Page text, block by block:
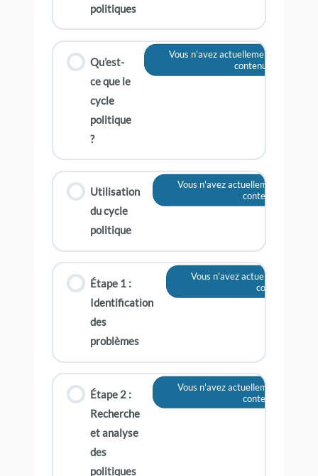
politiques
Qu’est-
ce que le
cycle
politique
?
Vous n'avez actuellement pas accès
contenu
Utilisation
du cycle
politique
Vous n'avez actuellement pas
contenu
Étape 1 :
Identification
des
problèmes
Vous n'avez actuellement pas
contenu
Étape 2 :
Recherche
et analyse
des
politiques
Vous n'avez actuellement pas
contenu